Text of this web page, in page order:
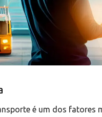
é um dos